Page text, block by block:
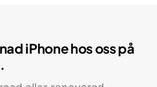
iPhone hos oss på